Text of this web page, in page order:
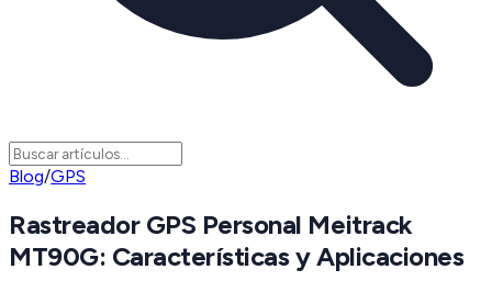
Blog/GPS
Rastreador GPS Personal Meitrack
MT90G: Características y Aplicaciones